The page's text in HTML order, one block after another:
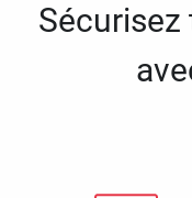
Sécurisez